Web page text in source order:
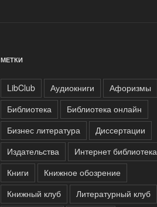
МЕТКИ
LibClub Аудиокниги
Афоризмы
Библиотека
Библиотека онлайн
Бизнес литература
Диссертации
Издательства
Интернет библиотека
Книги
Книжное обозрение
Книжный клуб
Литературный клуб